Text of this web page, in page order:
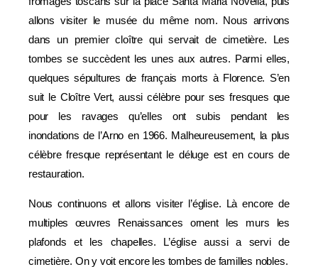
allons visiter le musée du même nom. Nous arrivons
dans un premier cloître qui servait de cimetière. Les
tombes se succèdent les unes aux autres. Parmi elles,
quelques sépultures de français morts à Florence. S’en
suit le Cloître Vert, aussi célèbre pour ses fresques que
pour les ravages qu’elles ont subis pendant les
inondations de l’Arno en 1966. Malheureusement, la plus
célèbre fresque représentant le déluge est en cours de
restauration.
Nous continuons et allons visiter l’église. Là encore de
multiples œuvres Renaissances ornent les murs les
plafonds et les chapelles. L’église aussi a servi de
cimetière. On y voit encore les tombes de familles nobles.